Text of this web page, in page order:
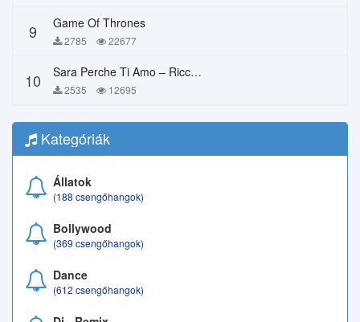
9 Game Of Thrones
2785 22677
10 Sara Perche Ti Amo – Ricchi E Poveri
2535 12695
Kategóriák
Állatok
(188 csengőhangok)
Bollywood
(369 csengőhangok)
Dance
(612 csengőhangok)